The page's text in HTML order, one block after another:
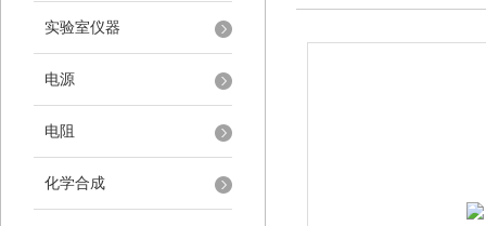
实验室仪器
电源
电阻
化学合成